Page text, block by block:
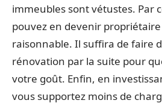
immeubles sont vétustes. Par
pouvez en devenir
raisonnable. Il suffira de faire
rénovation par la suite pour
votre goût. Enfin, en
vous supportez moins de